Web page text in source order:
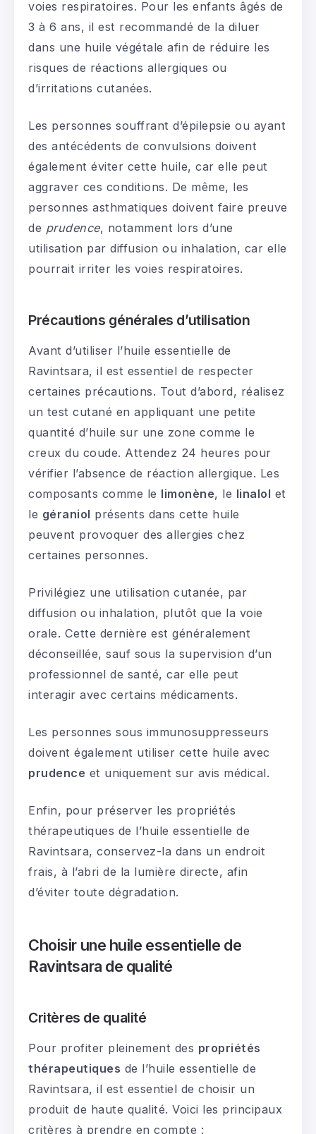
voies respiratoires. Pour les enfants âgés de
3 à 6 ans, il est recommandé de la diluer
dans une huile végétale afin de réduire les
risques de réactions allergiques ou
d’irritations cutanées.
Les personnes souffrant d’épilepsie ou ayant
des antécédents de convulsions doivent
également éviter cette huile, car elle peut
aggraver ces conditions. De même, les
personnes asthmatiques doivent faire preuve
de prudence, notamment lors d’une
utilisation par diffusion ou inhalation, car elle
pourrait irriter les voies respiratoires.
Précautions générales d’utilisation
Avant d’utiliser l’huile essentielle de
Ravintsara, il est essentiel de respecter
certaines précautions. Tout d’abord, réalisez
un test cutané en appliquant une petite
quantité d’huile sur une zone comme le
creux du coude. Attendez 24 heures pour
vérifier l’absence de réaction allergique. Les
composants comme le limonène, le linalol et
le géraniol présents dans cette huile
peuvent provoquer des allergies chez
certaines personnes.
Privilégiez une utilisation cutanée, par
diffusion ou inhalation, plutôt que la voie
orale. Cette dernière est généralement
déconseillée, sauf sous la supervision d’un
professionnel de santé, car elle peut
interagir avec certains médicaments.
Les personnes sous immunosuppresseurs
doivent également utiliser cette huile avec
prudence et uniquement sur avis médical.
Enfin, pour préserver les propriétés
thérapeutiques de l’huile essentielle de
Ravintsara, conservez-la dans un endroit
frais, à l’abri de la lumière directe, afin
d’éviter toute dégradation.
Choisir une huile essentielle de
Ravintsara de qualité
Critères de qualité
Pour profiter pleinement des propriétés
thérapeutiques de l’huile essentielle de
Ravintsara, il est essentiel de choisir un
produit de haute qualité. Voici les principaux
critères à prendre en compte :